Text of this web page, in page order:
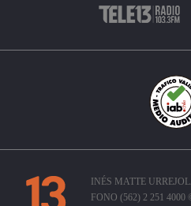
INÉS MATTE
FONO (562) 2 251